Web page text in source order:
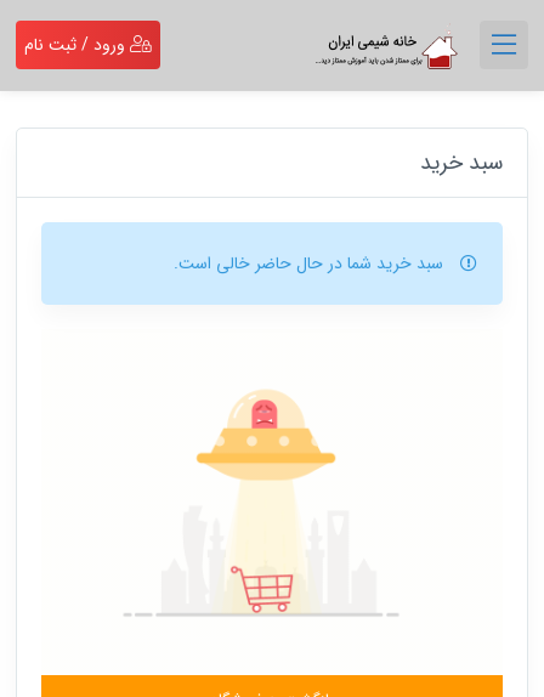
ورود / ثبت نام
سبد خرید
سبد خرید شما در حال حاضر خالی است.